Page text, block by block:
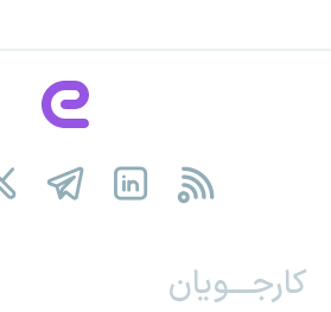
کارجـــویان